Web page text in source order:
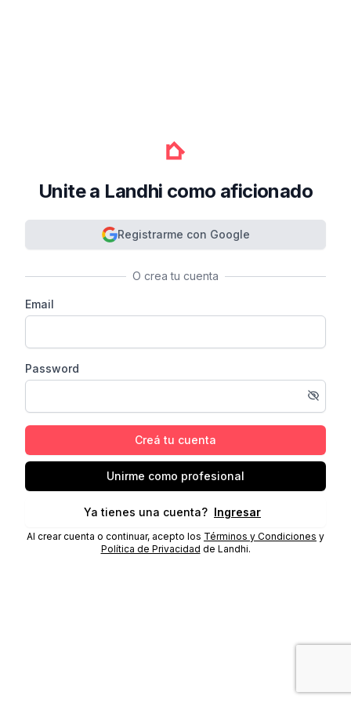
Unite a Landhi como aficionado
Registrarme con Google
O crea tu cuenta
Email
Password
Creá tu cuenta
Unirme como profesional
Ya tienes una cuenta? Ingresar
Al crear cuenta o continuar, acepto los Términos y Condiciones y
Política de Privacidad de Landhi.